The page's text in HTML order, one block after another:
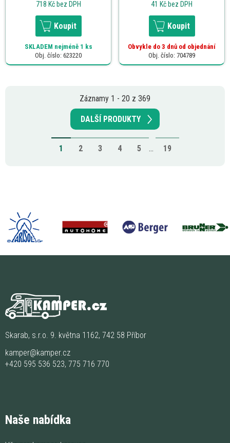
718 Kč bez DPH
Koupit
SKLADEM nejméně 1 ks
Obj. číslo: 623220
41 Kč bez DPH
Koupit
Obvykle do 3 dnů od objednání
Obj. číslo: 704789
Záznamy 1 - 20 z 369
DALŠÍ PRODUKTY
1 2 3 4 5 ... 19
Skarab, s.r.o. 9. května 1162, 742 58 Příbor
kamper@kamper.cz
+420 595 536 523, 775 716 770
Naše nabídka